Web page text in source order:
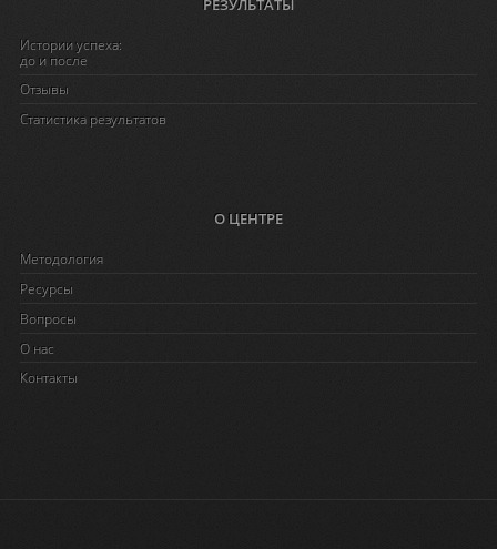
РЕЗУЛЬТАТЫ
Истории успеха:
до и после
Отзывы
Статистика результатов
О ЦЕНТРЕ
Методология
Ресурсы
Вопросы
O нас
Контакты